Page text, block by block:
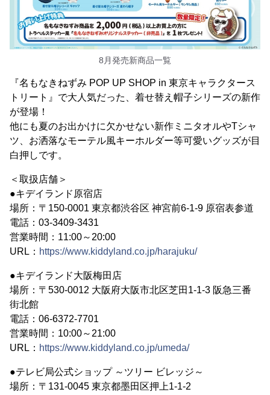
8月発売新商品一覧
『名もなきねずみ POP UP SHOP in 東京キャラクタース
トリート』で大人気だった、着せ替え帽子シリーズの新作
が登場！
他にも夏のお出かけに欠かせない新作ミニタオルやTシャ
ツ、お洒落なモーテル風キーホルダー等可愛いグッズが目
白押しです。
＜取扱店舗＞
●キデイランド原宿店
場所：〒150-0001 東京都渋谷区 神宮前6-1-9 原宿表参道
電話：03-3409-3431
営業時間：11:00～20:00
URL： https://www.kiddyland.co.jp/harajuku/
●キデイランド大阪梅田店
場所：〒530-0012 大阪府大阪市北区芝田1-1-3 阪急三番
街北館
電話：06-6372-7701
営業時間：10:00～21:00
URL： https://www.kiddyland.co.jp/umeda/
●テレビ局公式ショップ ～ツリー ビレッジ～
場所：〒131-0045 東京都墨田区押上1-1-2